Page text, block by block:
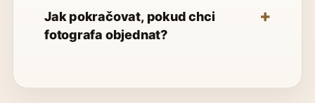
Jak pokračovat, pokud chci
fotografa objednat?